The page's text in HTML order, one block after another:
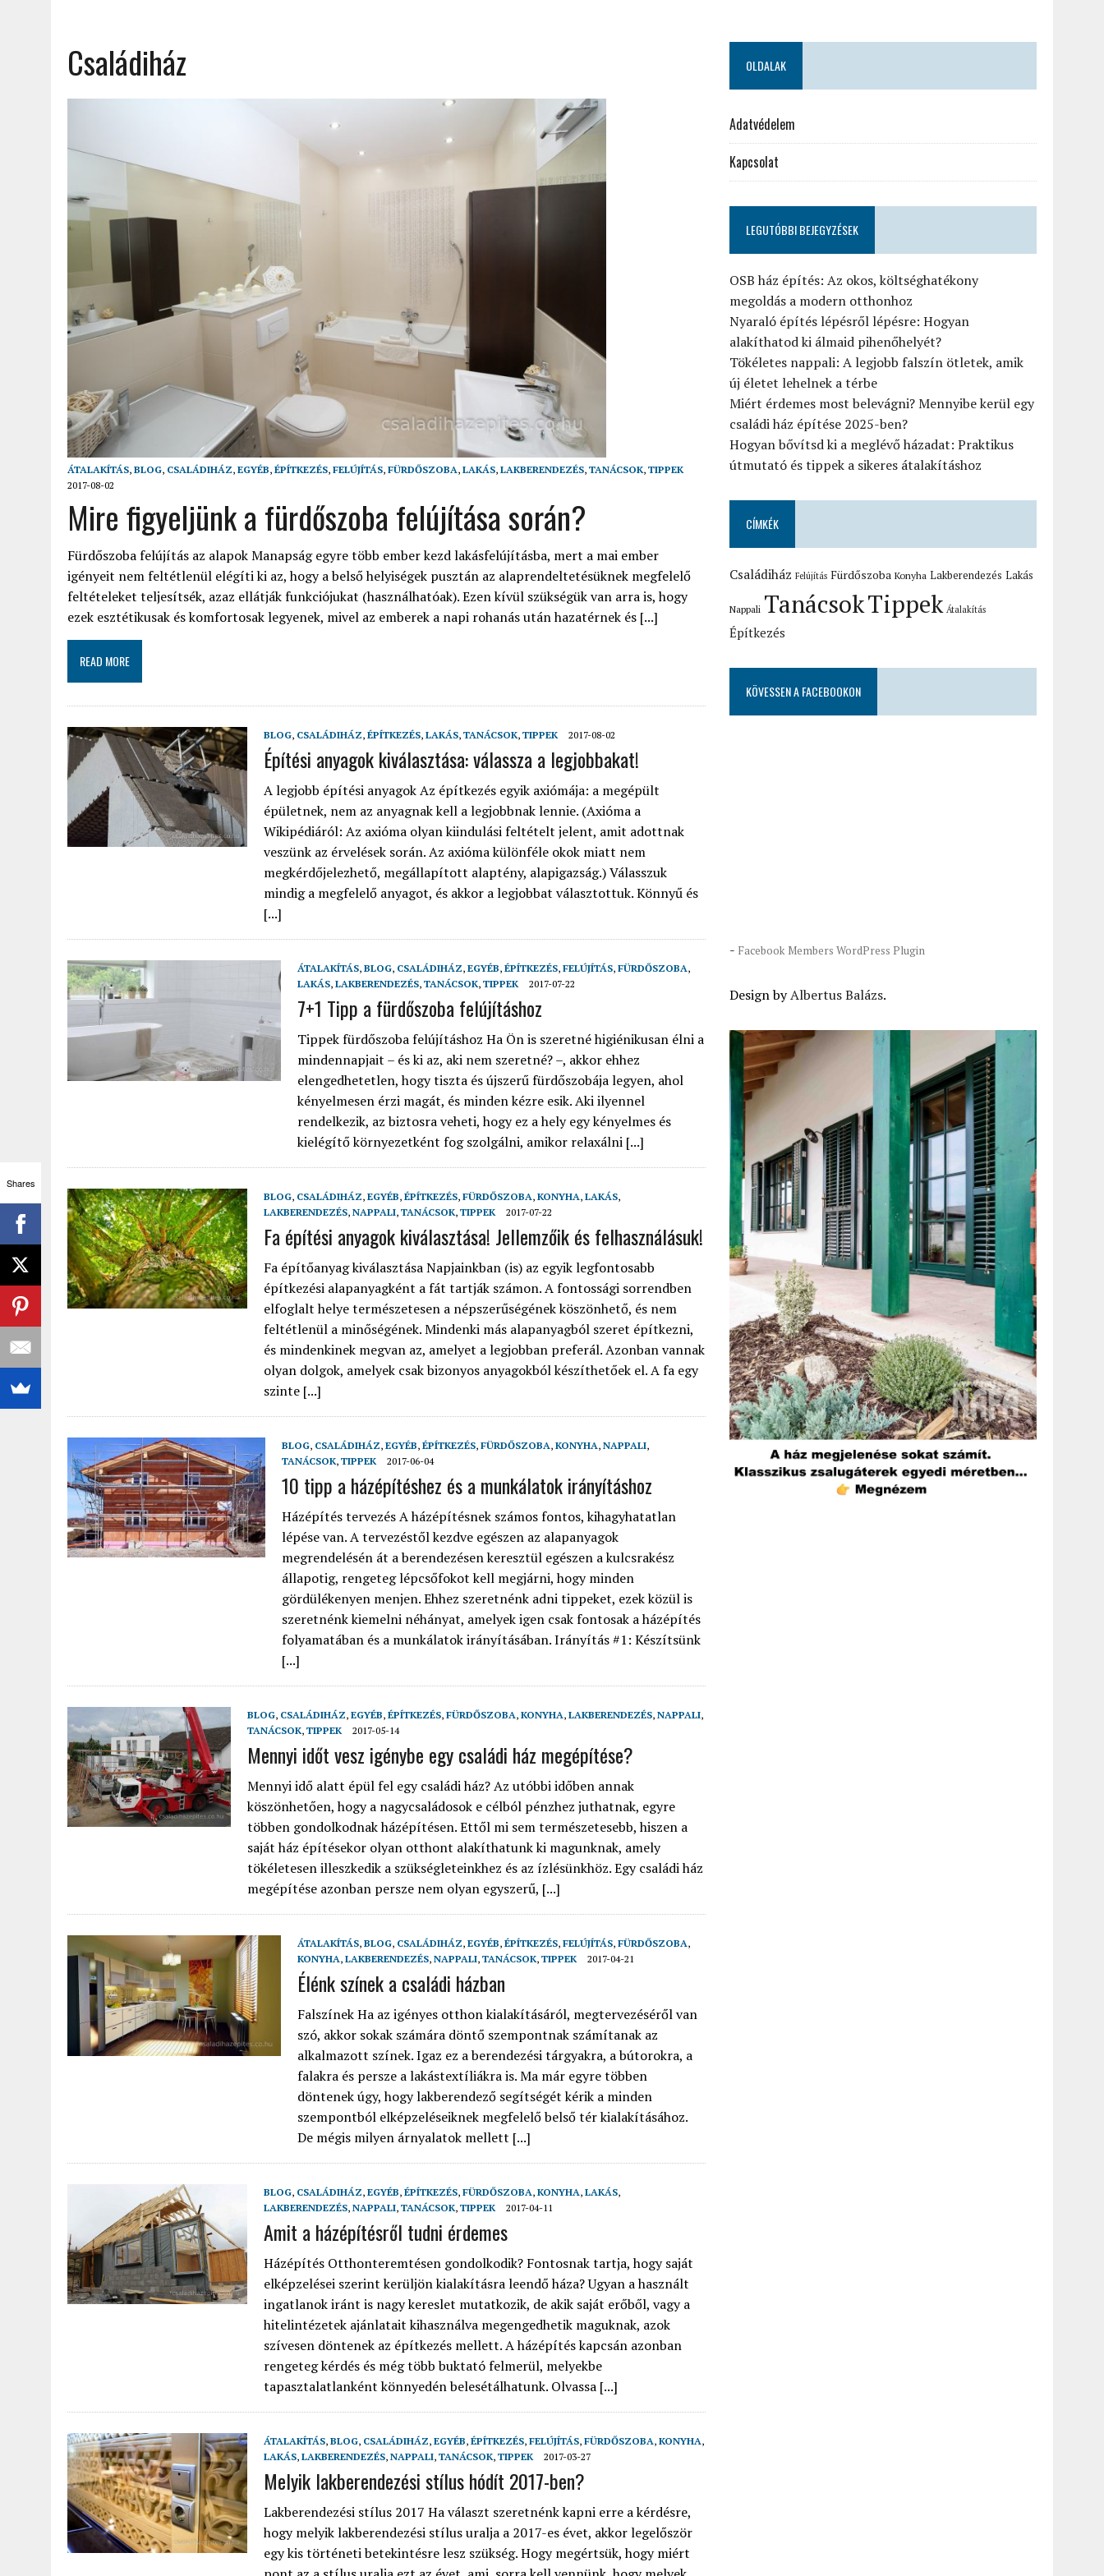
Családiház
ÁTALAKÍTÁS, BLOG, CSALÁDIHÁZ, EGYÉB, ÉPÍTKEZÉS, FELÚJÍTÁS, FÜRDŐSZOBA, LAKÁS, LAKBERENDEZÉS, TANÁCSOK, TIPPEK
2017-08-02
Mire figyeljünk a fürdőszoba felújítása során?
Fürdőszoba felújítás az alapok Manapság egyre több ember kezd lakásfelújításba, mert a mai ember
igényeit nem feltétlenül elégíti ki az, hogy a belső helyiségek pusztán az alaprendeltetésüknek megfelelő
feltételeket teljesítsék, azaz ellátják funkciójukat (használhatóak). Ezen kívül szükségük van arra is, hogy
ezek esztétikusak és komfortosak legyenek, mivel az emberek a napi rohanás után hazatérnek és [...]
READ MORE
BLOG, CSALÁDIHÁZ, ÉPÍTKEZÉS, LAKÁS, TANÁCSOK, TIPPEK 2017-08-02
Építési anyagok kiválasztása: válassza a legjobbakat!
A legjobb építési anyagok Az építkezés egyik axiómája: a megépült
épületnek, nem az anyagnak kell a legjobbnak lennie. (Axióma a
Wikipédiáról: Az axióma olyan kiindulási feltételt jelent, amit adottnak
veszünk az érvelések során. Az axióma különféle okok miatt nem
megkérdőjelezhető, megállapított alaptény, alapigazság.) Válasszuk
mindig a megfelelő anyagot, és akkor a legjobbat választottuk. Könnyű és
[...]
ÁTALAKÍTÁS, BLOG, CSALÁDIHÁZ, EGYÉB, ÉPÍTKEZÉS, FELÚJÍTÁS, FÜRDŐSZOBA,
LAKÁS, LAKBERENDEZÉS, TANÁCSOK, TIPPEK 2017-07-22
7+1 Tipp a fürdőszoba felújításhoz
Tippek fürdőszoba felújításhoz Ha Ön is szeretné higiénikusan élni a
mindennapjait – és ki az, aki nem szeretné? –, akkor ehhez
elengedhetetlen, hogy tiszta és újszerű fürdőszobája legyen, ahol
kényelmesen érzi magát, és minden kézre esik. Aki ilyennel
rendelkezik, az biztosra veheti, hogy ez a hely egy kényelmes és
kielégítő környezetként fog szolgálni, amikor relaxálni [...]
BLOG, CSALÁDIHÁZ, EGYÉB, ÉPÍTKEZÉS, FÜRDŐSZOBA, KONYHA, LAKÁS,
LAKBERENDEZÉS, NAPPALI, TANÁCSOK, TIPPEK 2017-07-22
Fa építési anyagok kiválasztása! Jellemzőik és felhasználásuk!
Fa építőanyag kiválasztása Napjainkban (is) az egyik legfontosabb
építkezési alapanyagként a fát tartják számon. A fontossági sorrendben
elfoglalt helye természetesen a népszerűségének köszönhető, és nem
feltétlenül a minőségének. Mindenki más alapanyagból szeret építkezni,
és mindenkinek megvan az, amelyet a legjobban preferál. Azonban vannak
olyan dolgok, amelyek csak bizonyos anyagokból készíthetőek el. A fa egy
szinte [...]
BLOG, CSALÁDIHÁZ, EGYÉB, ÉPÍTKEZÉS, FÜRDŐSZOBA, KONYHA, NAPPALI,
TANÁCSOK, TIPPEK 2017-06-04
10 tipp a házépítéshez és a munkálatok irányításhoz
Házépítés tervezés A házépítésnek számos fontos, kihagyhatatlan
lépése van. A tervezéstől kezdve egészen az alapanyagok
megrendelésén át a berendezésen keresztül egészen a kulcsrakész
állapotig, rengeteg lépcsőfokot kell megjárni, hogy minden
gördülékenyen menjen. Ehhez szeretnénk adni tippeket, ezek közül is
szeretnénk kiemelni néhányat, amelyek igen csak fontosak a házépítés
folyamatában és a munkálatok irányításában. Irányítás #1: Készítsünk
[...]
BLOG, CSALÁDIHÁZ, EGYÉB, ÉPÍTKEZÉS, FÜRDŐSZOBA, KONYHA, LAKBERENDEZÉS, NAPPALI,
TANÁCSOK, TIPPEK 2017-05-14
Mennyi időt vesz igénybe egy családi ház megépítése?
Mennyi idő alatt épül fel egy családi ház? Az utóbbi időben annak
köszönhetően, hogy a nagycsaládosok e célból pénzhez juthatnak, egyre
többen gondolkodnak házépítésen. Ettől mi sem természetesebb, hiszen a
saját ház építésekor olyan otthont alakíthatunk ki magunknak, amely
tökéletesen illeszkedik a szükségleteinkhez és az ízlésünkhöz. Egy családi ház
megépítése azonban persze nem olyan egyszerű, [...]
ÁTALAKÍTÁS, BLOG, CSALÁDIHÁZ, EGYÉB, ÉPÍTKEZÉS, FELÚJÍTÁS, FÜRDŐSZOBA,
KONYHA, LAKBERENDEZÉS, NAPPALI, TANÁCSOK, TIPPEK 2017-04-21
Élénk színek a családi házban
Falszínek Ha az igényes otthon kialakításáról, megtervezéséről van
szó, akkor sokak számára döntő szempontnak számítanak az
alkalmazott színek. Igaz ez a berendezési tárgyakra, a bútorokra, a
falakra és persze a lakástextíliákra is. Ma már egyre többen
döntenek úgy, hogy lakberendező segítségét kérik a minden
szempontból elképzeléseiknek megfelelő belső tér kialakításához.
De mégis milyen árnyalatok mellett [...]
BLOG, CSALÁDIHÁZ, EGYÉB, ÉPÍTKEZÉS, FÜRDŐSZOBA, KONYHA, LAKÁS,
LAKBERENDEZÉS, NAPPALI, TANÁCSOK, TIPPEK 2017-04-11
Amit a házépítésről tudni érdemes
Házépítés Otthonteremtésen gondolkodik? Fontosnak tartja, hogy saját
elképzelései szerint kerüljön kialakításra leendő háza? Ugyan a használt
ingatlanok iránt is nagy kereslet mutatkozik, de akik saját erőből, vagy a
hitelintézetek ajánlatait kihasználva megengedhetik maguknak, azok
szívesen döntenek az építkezés mellett. A házépítés kapcsán azonban
rengeteg kérdés és még több buktató felmerül, melyekbe
tapasztalatlanként könnyedén belesétálhatunk. Olvassa [...]
ÁTALAKÍTÁS, BLOG, CSALÁDIHÁZ, EGYÉB, ÉPÍTKEZÉS, FELÚJÍTÁS, FÜRDŐSZOBA, KONYHA,
LAKÁS, LAKBERENDEZÉS, NAPPALI, TANÁCSOK, TIPPEK 2017-03-27
Melyik lakberendezési stílus hódít 2017-ben?
Lakberendezési stílus 2017 Ha választ szeretnénk kapni erre a kérdésre,
hogy melyik lakberendezési stílus uralja a 2017-es évet, akkor legelőször
egy kis történeti betekintésre lesz szükség. Hogy megértsük, hogy miért
OLDALAK
Adatvédelem
Kapcsolat
LEGUTÓBBI BEJEGYZÉSEK
OSB ház építés: Az okos, költséghatékony
megoldás a modern otthonhoz
Nyaraló építés lépésről lépésre: Hogyan
alakíthatod ki álmaid pihenőhelyét?
Tökéletes nappali: A legjobb falszín ötletek, amik
új életet lehelnek a térbe
Miért érdemes most belevágni? Mennyibe kerül egy
családi ház építése 2025-ben?
Hogyan bővítsd ki a meglévő házadat: Praktikus
útmutató és tippek a sikeres átalakításhoz
CÍMKÉK
Családiház Felújítás Fürdőszoba Konyha Lakberendezés Lakás
Nappali TanácsokTippek Átalakítás
Építkezés
KÖVESSEN A FACEBOOKON
- Facebook Members WordPress Plugin
Design byAlbertus Balázs.
Shares